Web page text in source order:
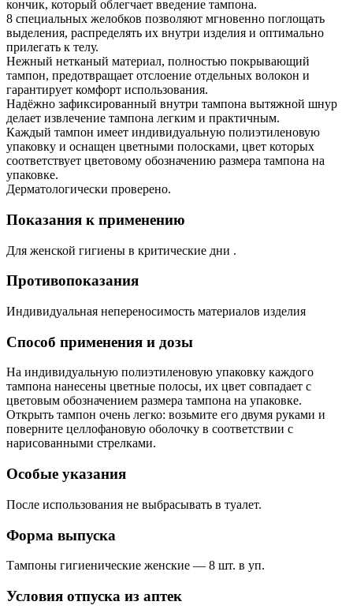
кончик, который облегчает введение тампона.
8 специальных желобков позволяют мгновенно поглощать
выделения, распределять их внутри изделия и оптимально
прилегать к телу.
Нежный нетканый материал, полностью покрывающий
тампон, предотвращает отслоение отдельных волокон и
гарантирует комфорт использования.
Надёжно зафиксированный внутри тампона вытяжной шнур
делает извлечение тампона легким и практичным.
Каждый тампон имеет индивидуальную полиэтиленовую
упаковку и оснащен цветными полосками, цвет которых
соответствует цветовому обозначению размера тампона на
упаковке.
Дерматологически проверено.
Показания к применению
Для женской гигиены в критические дни .
Противопоказания
Индивидуальная непереносимость материалов изделия
Способ применения и дозы
На индивидуальную полиэтиленовую упаковку каждого
тампона нанесены цветные полосы, их цвет совпадает с
цветовым обозначением размера тампона на упаковке.
Открыть тампон очень легко: возьмите его двумя руками и
поверните целлофановую оболочку в соответствии с
нарисованными стрелками.
Особые указания
После использования не выбрасывать в туалет.
Форма выпуска
Тампоны гигиенические женские — 8 шт. в уп.
Условия отпуска из аптек